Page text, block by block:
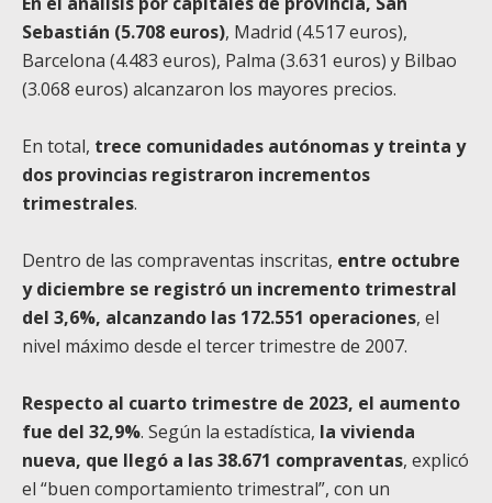
Sebastián (5.708 euros), Madrid (4.517 euros),
Barcelona (4.483 euros), Palma (3.631 euros) y Bilbao
(3.068 euros) alcanzaron los mayores precios.
En total, trece comunidades autónomas y treinta y
dos provincias registraron incrementos
trimestrales.
Dentro de las compraventas inscritas, entre octubre
y diciembre se registró un incremento trimestral
del 3,6%, alcanzando las 172.551 operaciones, el
nivel máximo desde el tercer trimestre de 2007.
Respecto al cuarto trimestre de 2023, el aumento
fue del 32,9%. Según la estadística, la vivienda
nueva, que llegó a las 38.671 compraventas, explicó
el “buen comportamiento trimestral”, con un